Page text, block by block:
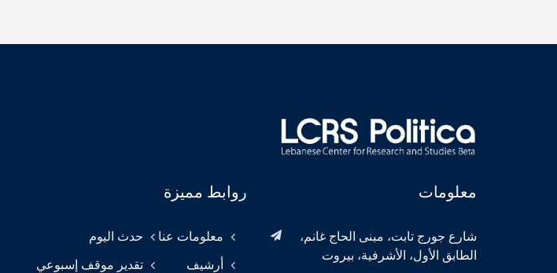
روابط مميزة
معلومات عنا
أرشيف
حدث اليوم
تقدير موقف إسبوعي
معلومات
شارع جورج تابت، مبنى الحاج غانم،
الطابق الأول، الأشرفية، بيروت